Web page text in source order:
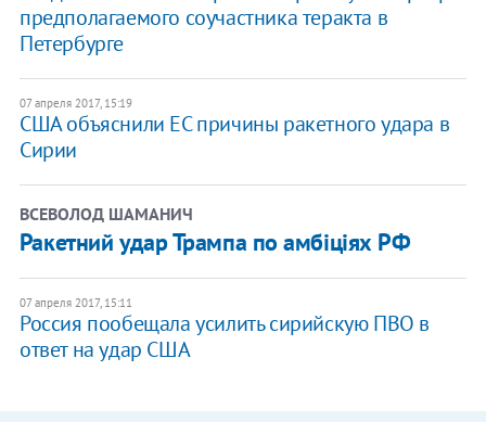
предполагаемого соучастника теракта в
Петербурге
07 апреля 2017, 15:19
США объяснили ЕС причины ракетного удара в
Сирии
ВСЕВОЛОД ШАМАНИЧ
Ракетний удар Трампа по амбіціях РФ
07 апреля 2017, 15:11
Россия пообещала усилить сирийскую ПВО в
ответ на удар США